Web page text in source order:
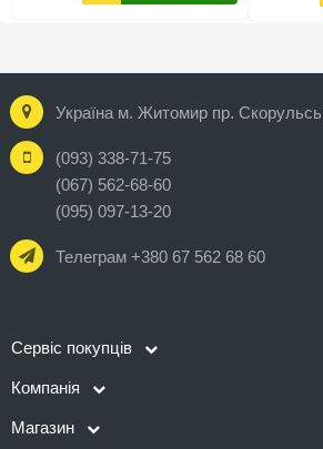
Україна м. Житомир пр.
(093) 338-71-75
(067) 562-68-60
(095) 097-13-20
Телеграм +380 67 562 68 60
Сервіс покупців
Компанія
Магазин